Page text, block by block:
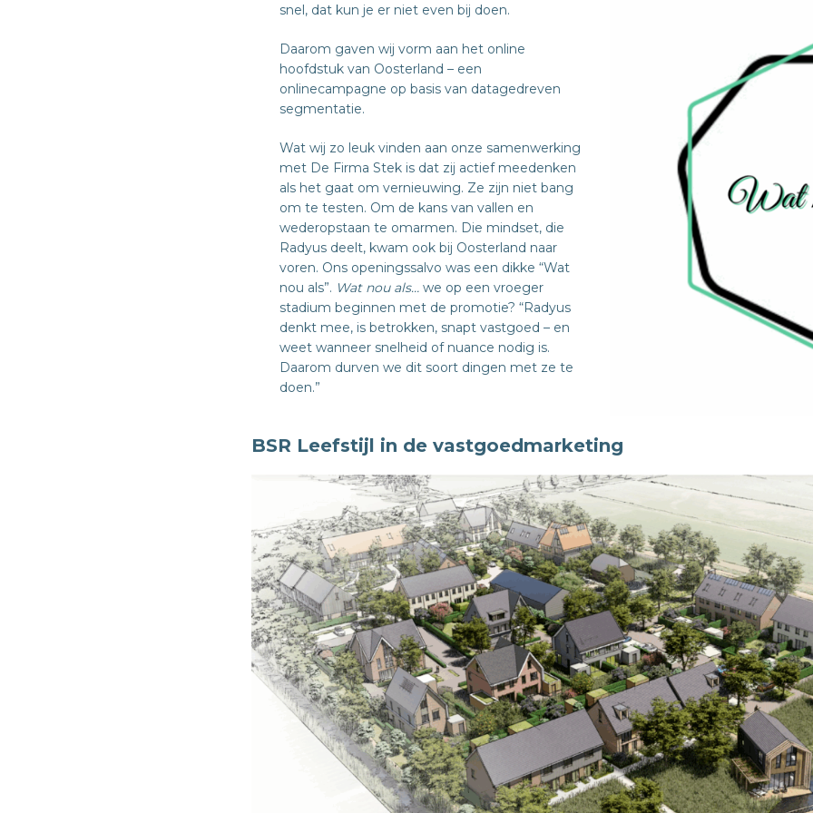
snel, dat kun je er niet even bij doen.
Daarom gaven wij vorm aan het online
hoofdstuk van Oosterland – een
onlinecampagne op basis van datagedreven
segmentatie.
Wat wij zo leuk vinden aan onze samenwerking
met De Firma Stek is dat zij actief meedenken
als het gaat om vernieuwing. Ze zijn niet bang
om te testen. Om de kans van vallen en
wederopstaan te omarmen. Die mindset, die
Radyus deelt, kwam ook bij Oosterland naar
voren. Ons openingssalvo was een dikke “Wat
nou als”. Wat nou als… we op een vroeger
stadium beginnen met de promotie? “Radyus
denkt mee, is betrokken, snapt vastgoed – en
weet wanneer snelheid of nuance nodig is.
Daarom durven we dit soort dingen met ze te
doen.”
BSR Leefstijl in de vastgoedmarketing